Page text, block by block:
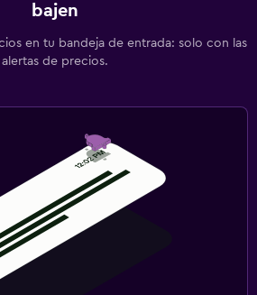
bajen
en tu bandeja de entrada: solo con las
alertas de precios.